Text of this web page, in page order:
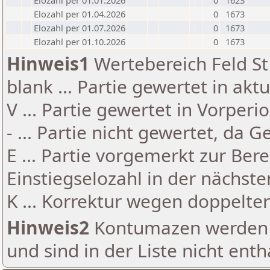
Elozahl per 01.04.2026
0
1673
Elozahl per 01.07.2026
0
1673
Elozahl per 01.10.2026
0 1673
Hinweis1 Wertebereich Feld
blank ... Partie gewertet in
V ... Partie gewertet in
- ... Partie nicht gewertet, da
E ... Partie vorgemerkt zur
Einstiegselozahl in der
K ... Korrektur wegen
Hinweis2 Kontumazen
und sind in der Liste nicht